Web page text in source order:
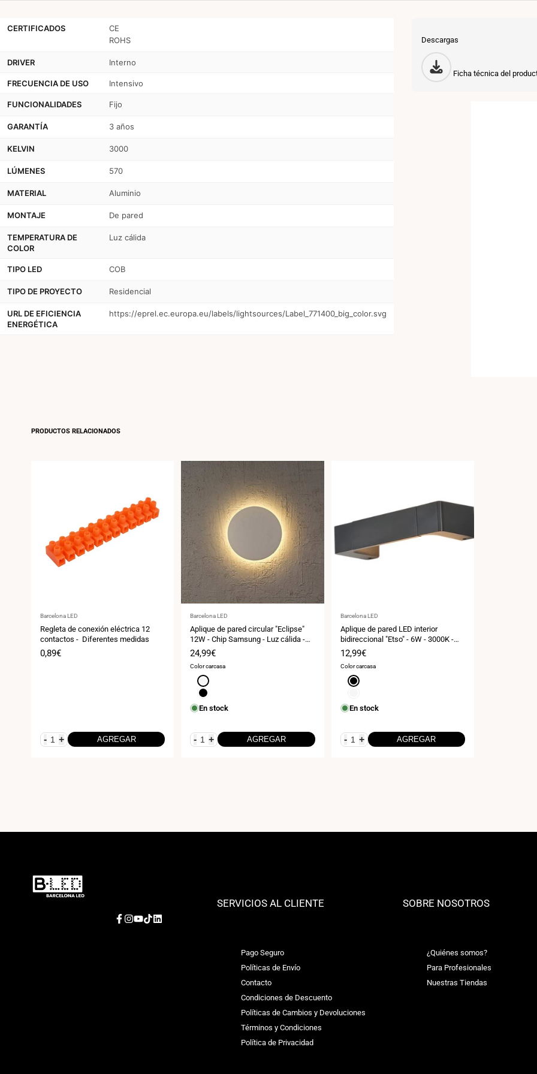
CERTIFICADOS
CE
ROHS
DRIVER Interno
FRECUENCIA DE USO Intensivo
FUNCIONALIDADES Fijo
GARANTÍA 3 años
KELVIN 3000
LÚMENES 570
MATERIAL Aluminio
MONTAJE De pared
TEMPERATURA DE
COLOR
Luz cálida
TIPO LED COB
TIPO DE PROYECTO Residencial
URL DE EFICIENCIA
ENERGÉTICA
https://eprel.ec.europa.eu/labels/lightsources/Label_771400_big_color.svg
Descargas
Ficha técnica del
PRODUCTOS RELACIONADOS
Proveedor:
Barcelona LED
Regleta de conexión eléctrica 12
contactos - Diferentes medidas
Precio
0,89€
- + AGREGAR
Proveedor:
Barcelona LED
Aplique de pared circular "Eclipse"
12W - Chip Samsung - Luz cálida -
IP44 - Ø 25cm
Precio
de
venta
24,99€
Color carcasa
Blanco
Negro
En stock
- + AGREGAR
Proveedor:
Barcelona LED
Aplique de pared LED interior
bidireccional "Etso" - 6W - 3000K -
30cm
Precio
de
venta
12,99€
Color carcasa
Negro
En stock
- + AGREGAR
Facebook
Instagram
YouTube
TikTokLinkedIn
SERVICIOS AL CLIENTE
Pago Seguro
Políticas de Envío
Contacto
Condiciones de Descuento
Políticas de Cambios y Devoluciones
Términos y Condiciones
Política de Privacidad
SOBRE NOSOTROS
¿Quiénes somos?
Para Profesionales
Nuestras Tiendas